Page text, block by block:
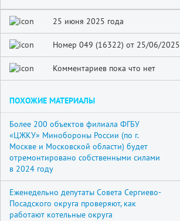
25 июня 2025 года
Номер 049 (16322) от 25/06/2025
Комментариев пока что нет
ПОХОЖИЕ МАТЕРИАЛЫ
Более 200 объектов филиала ФГБУ
«ЦЖКУ» Минобороны России (по г.
Москве и Московской области) будет
отремонтировано собственными силами
в 2024 году
Еженедельно депутаты Совета Сергиево-
Посадского округа проверяют, как
работают котельные округа